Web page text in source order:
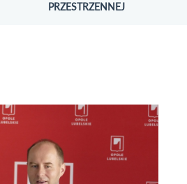
PRZESTRZENNEJ
OTWORZY SIĘ W NOWYM OKNIE